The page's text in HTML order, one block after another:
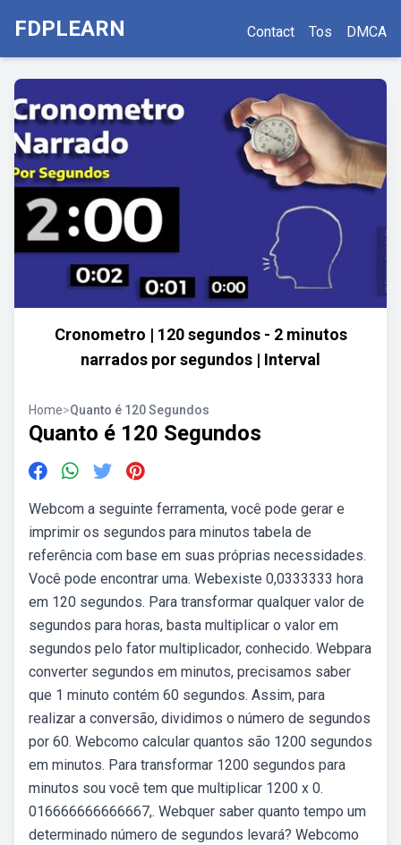
FDPLEARN Contact Tos DMCA
Cronometro | 120 segundos - 2 minutos
narrados por segundos | Interval
Home>Quanto é 120 Segundos
Quanto é 120 Segundos
Webcom a seguinte ferramenta, você pode gerar e
imprimir os segundos para minutos tabela de
referência com base em suas próprias necessidades.
Você pode encontrar uma. Webexiste 0,0333333 hora
em 120 segundos. Para transformar qualquer valor de
segundos para horas, basta multiplicar o valor em
segundos pelo fator multiplicador, conhecido. Webpara
converter segundos em minutos, precisamos saber
que 1 minuto contém 60 segundos. Assim, para
realizar a conversão, dividimos o número de segundos
por 60. Webcomo calcular quantos são 1200 segundos
em minutos. Para transformar 1200 segundos para
minutos sou você tem que multiplicar 1200 x 0.
016666666666667,. Webquer saber quanto tempo um
determinado número de segundos levará? Webcomo